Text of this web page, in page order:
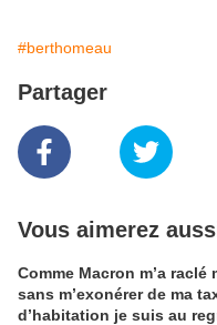
#berthomeau
Partager
Vous aimerez
Comme Macron m’a raclé
sans m’exonérer de ma
d’habitation je suis au